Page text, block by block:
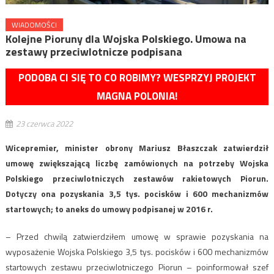
WIADOMOŚCI
Kolejne Pioruny dla Wojska Polskiego. Umowa na
zestawy przeciwlotnicze podpisana
PODOBA CI SIĘ TO CO ROBIMY? WESPRZYJ PROJEKT
MAGNA POLONIA!
23 czerwca 2022
Wicepremier, minister obrony Mariusz Błaszczak zatwierdził
umowę zwiększającą liczbę zamówionych na potrzeby Wojska
Polskiego przeciwlotniczych zestawów rakietowych Piorun.
Dotyczy ona pozyskania 3,5 tys. pocisków i 600 mechanizmów
startowych; to aneks do umowy podpisanej w 2016 r.
– Przed chwilą zatwierdziłem umowę w sprawie pozyskania na
wyposażenie Wojska Polskiego 3,5 tys. pocisków i 600 mechanizmów
startowych zestawu przeciwlotniczego Piorun – poinformował szef